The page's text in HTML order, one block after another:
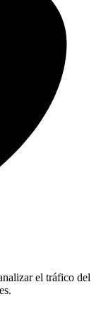
el tráfico del